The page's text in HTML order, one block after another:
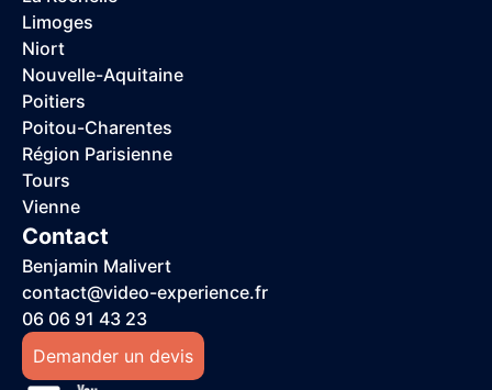
Limoges
Niort
Nouvelle-Aquitaine
Poitiers
Poitou-Charentes
Région Parisienne
Tours
Vienne
Contact
Benjamin Malivert
contact@video-experience.fr
06 06 91 43 23
Demander un devis